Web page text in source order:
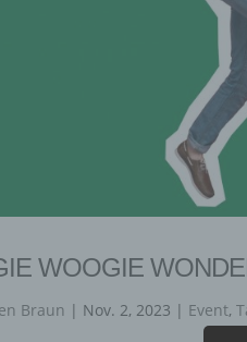
WOOGIE
Braun | Nov. 2, 2023 | Event,